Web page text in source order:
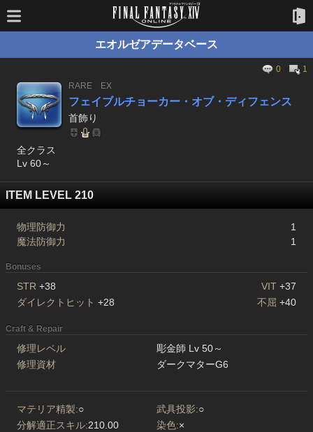
エオルゼアデータベース
0
1
RARE
EX
フェイブルチョーカー・オブ・ディフェンス
首飾り
全クラス
Lv 60～
ITEM LEVEL 210
物理防御力
1
魔法防御力
1
Bonuses
STR +38 VIT +37
ダイレクトヒット +28 不屈 +40
Craft & Repair
修理レベル
彫金師 Lv 50～
修理資材
ダークマターG6
マテリア精製:○ 武具投影:○
分解適正スキル:210.00 染色:×